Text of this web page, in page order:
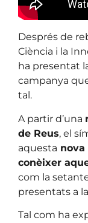
Després de
Ciència i la
ha presentat
campanya
tal.
A partir d’una
de Reus, el
aquesta
conèixer
com la
presentats a
Tal com ha